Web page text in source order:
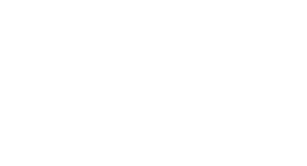
社の共同利用者
とをご了承くだ
年1月12日よ